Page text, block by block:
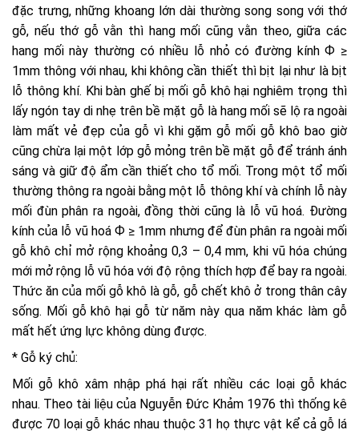
đặc trưng, những khoang lớn dài thường song song với thớ
gỗ, nếu thớ gỗ vằn thì hang mối cũng vằn theo, giữa các
hang mối này thường có nhiều lỗ nhỏ có đường kính Ф ≥
1mm thông với nhau, khi không cần thiết thì bịt lại như là bịt
lỗ thông khí. Khi bàn ghế bị mối gỗ khô hại nghiêm trọng thì
lấy ngón tay di nhẹ trên bề mặt gỗ là hang mối sẽ lộ ra ngoài
làm mất vẻ đẹp của gỗ vì khi gặm gỗ mối gỗ khô bao giờ
cũng chừa lại một lớp gỗ mỏng trên bề mặt gỗ để tránh ánh
sáng và giữ độ ẩm cần thiết cho tổ mối. Trong một tổ mối
thường thông ra ngoài bằng một lỗ thông khí và chính lỗ này
mối đùn phân ra ngoài, đồng thời cũng là lỗ vũ hoá. Đường
kính của lỗ vũ hoá Ф ≥ 1mm nhưng để đùn phân ra ngoài mối
gỗ khô chỉ mở rộng khoảng 0,3 – 0,4 mm, khi vũ hóa chúng
mới mở rộng lỗ vũ hóa với độ rộng thích hợp để bay ra ngoài.
Thức ăn của mối gỗ khô là gỗ, gỗ chết khô ở trong thân cây
sống. Mối gỗ khô hại gỗ từ năm này qua năm khác làm gỗ
mất hết ứng lực không dùng được.
* Gỗ ký chủ:
Mối gỗ khô xâm nhập phá hại rất nhiều các loại gỗ khác
nhau. Theo tài liệu của Nguyễn Đức Khảm 1976 thì thống kê
được 70 loại gỗ khác nhau thuộc 31 họ thực vật kể cả gỗ lá